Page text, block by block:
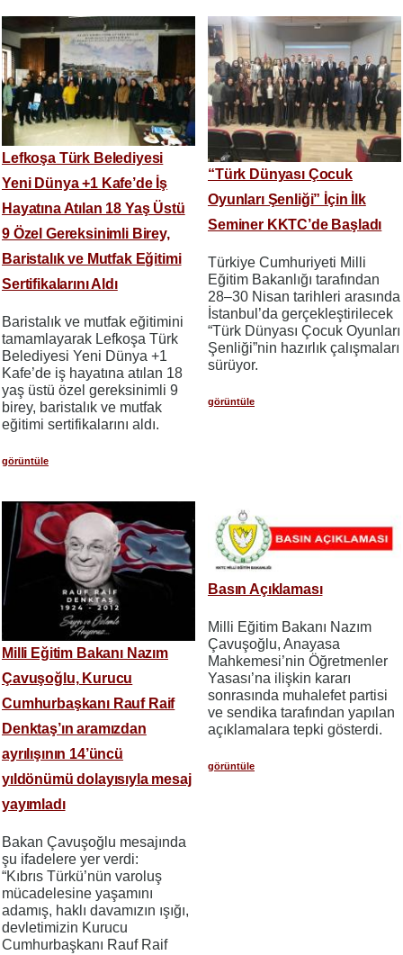
Lefkoşa Türk Belediyesi
Yeni Dünya +1 Kafe’de İş
Hayatına Atılan 18 Yaş Üstü
9 Özel Gereksinimli Birey,
Baristalık ve Mutfak Eğitimi
Sertifikalarını Aldı
Baristalık ve mutfak eğitimini
tamamlayarak Lefkoşa Türk
Belediyesi Yeni Dünya +1
Kafe’de iş hayatına atılan 18
yaş üstü özel gereksinimli 9
birey, baristalık ve mutfak
eğitimi sertifikalarını aldı.
görüntüle
“Türk Dünyası Çocuk
Oyunları Şenliği” İçin İlk
Seminer KKTC’de Başladı
Türkiye Cumhuriyeti Milli
Eğitim Bakanlığı tarafından
28–30 Nisan tarihleri arasında
İstanbul’da gerçekleştirilecek
“Türk Dünyası Çocuk Oyunları
Şenliği”nin hazırlık çalışmaları
sürüyor.
görüntüle
Milli Eğitim Bakanı Nazım
Çavuşoğlu, Kurucu
Cumhurbaşkanı Rauf Raif
Denktaş’ın aramızdan
ayrılışının 14’üncü
yıldönümü dolayısıyla mesaj
yayımladı
Bakan Çavuşoğlu mesajında
şu ifadelere yer verdi:
“Kıbrıs Türkü’nün varoluş
mücadelesine yaşamını
adamış, haklı davamızın ışığı,
devletimizin Kurucu
Cumhurbaşkanı Rauf Raif
Basın Açıklaması
Milli Eğitim Bakanı Nazım
Çavuşoğlu, Anayasa
Mahkemesi’nin Öğretmenler
Yasası’na ilişkin kararı
sonrasında muhalefet partisi
ve sendika tarafından yapılan
açıklamalara tepki gösterdi.
görüntüle